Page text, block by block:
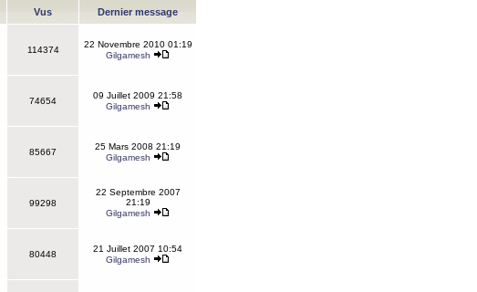
Vus Dernier message
114374
22 Novembre 2010 01:19
Gilgamesh
74654
09 Juillet 2009 21:58
Gilgamesh
85667
25 Mars 2008 21:19
Gilgamesh
99298
22 Septembre 2007
21:19
Gilgamesh
80448
21 Juillet 2007 10:54
Gilgamesh